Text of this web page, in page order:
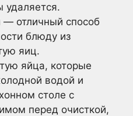
удаляется.
— отличный способ
блюду из
яиц.
яйца, которые
водой и
столе с
перед очисткой,